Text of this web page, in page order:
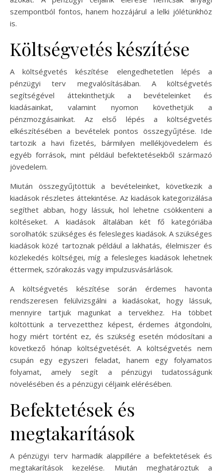
szempontból fontos, hanem hozzájárul a lelki jólétünkhöz
is.
Költségvetés készítése
A költségvetés készítése elengedhetetlen lépés a
pénzügyi terv megvalósításában. A költségvetés
segítségével áttekinthetjük a bevételeinket és
kiadásainkat, valamint nyomon követhetjük a
pénzmozgásainkat. Az első lépés a költségvetés
elkészítésében a bevételek pontos összegyűjtése. Ide
tartozik a havi fizetés, bármilyen mellékjövedelem és
egyéb források, mint például befektetésekből származó
jövedelem.
Miután összegyűjtöttük a bevételeinket, következik a
kiadások részletes áttekintése. Az kiadások kategorizálása
segíthet abban, hogy lássuk, hol lehetne csökkenteni a
költéseket. A kiadások általában két fő kategóriába
sorolhatók: szükséges és felesleges kiadások. A szükséges
kiadások közé tartoznak például a lakhatás, élelmiszer és
közlekedés költségei, míg a felesleges kiadások lehetnek
éttermek, szórakozás vagy impulzusvásárlások.
A költségvetés készítése során érdemes havonta
rendszeresen felülvizsgálni a kiadásokat, hogy lássuk,
mennyire tartjuk magunkat a tervekhez. Ha többet
költöttünk a tervezetthez képest, érdemes átgondolni,
hogy miért történt ez, és szükség esetén módosítani a
következő hónap költségvetését. A költségvetés nem
csupán egy egyszeri feladat, hanem egy folyamatos
folyamat, amely segít a pénzügyi tudatosságunk
növelésében és a pénzügyi céljaink elérésében.
Befektetések és
megtakarítások
A pénzügyi terv harmadik alappillére a befektetések és
megtakarítások kezelése. Miután meghatároztuk a